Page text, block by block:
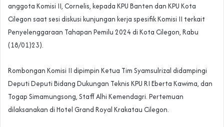
anggota Komisi II, Cornelis, kepada KPU Banten dan KPU Kota
Cilegon saat sesi diskusi kunjungan kerja spesifik Komisi II terkait
Penyelenggaraan Tahapan Pemilu 2024 di Kota Cilegon, Rabu
(18/01)23).
Rombongan Komisi II dipimpin Ketua Tim Syamsulrizal didampingi
Deputi Deputi Bidang Dukungan Teknis KPU RI Eberta Kawima, dan
Togap Simamungsong, Staff Alhi Kemendagri. Pertemuan
dilaksanakan di Hotel Grand Royal Krakatau Cilegon.